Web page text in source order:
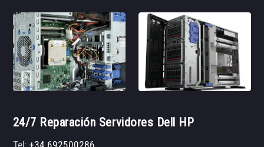
24/7 Reparación Servidores Dell HP
Tel:+34 692500286